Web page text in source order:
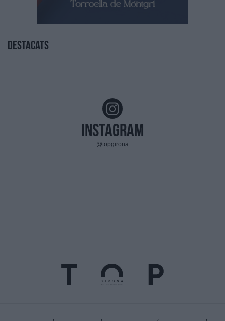
Destacats
Instagram
@topgirona